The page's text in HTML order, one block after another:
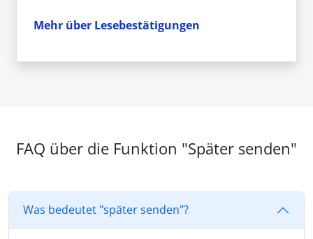
Mehr über Lesebestätigungen
FAQ über die Funktion "Später senden"
Was bedeutet "später senden"?